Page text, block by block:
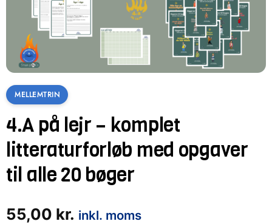
MELLEMTRIN
4.A på lejr – komplet
litteraturforløb med opgaver
til alle 20 bøger
55,00 kr. inkl. moms